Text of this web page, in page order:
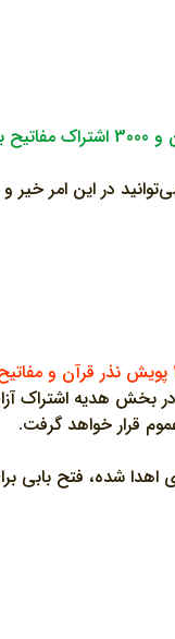
در این امر
قرآن و 1500 اشتراک
قرار خواهد گرفت.
اهدا شده، فتح